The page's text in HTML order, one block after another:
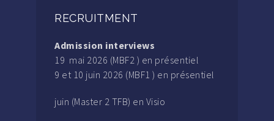
RECRUITMENT
Admission interviews
19 mai 2026 (MBF2 ) en présentiel
9 et 10 juin 2026 (MBF1 ) en présentiel
juin (Master 2 TFB) en Visio